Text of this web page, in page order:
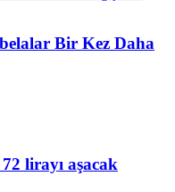
Bir Kez Daha
lirayı aşacak